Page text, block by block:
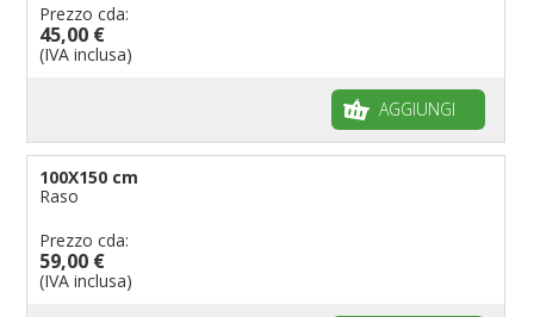
Prezzo cda:
45,00 €
(IVA inclusa)
AGGIUNGI
100X150 cm
Raso
Prezzo cda:
59,00 €
(IVA inclusa)